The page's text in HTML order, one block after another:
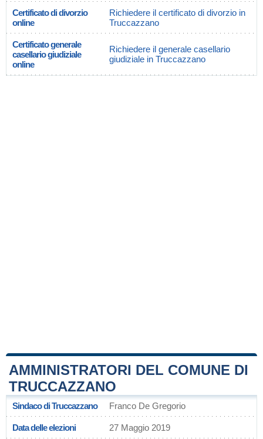
Certificato di divorzio
online
Richiedere il certificato di divorzio in
Truccazzano
Certificato generale
casellario giudiziale
online
Richiedere il generale casellario
giudiziale in Truccazzano
AMMINISTRATORI DEL COMUNE DI
TRUCCAZZANO
Sindaco di Truccazzano Franco De Gregorio
Data delle elezioni 27 Maggio 2019